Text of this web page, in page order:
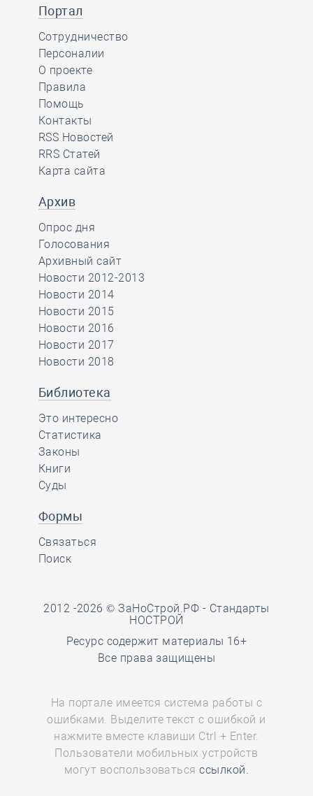
Портал
Сотрудничество
Персоналии
О проекте
Правила
Помощь
Контакты
RSS Новостей
RRS Статей
Карта сайта
Архив
Опрос дня
Голосования
Архивный сайт
Новости 2012-2013
Новости 2014
Новости 2015
Новости 2016
Новости 2017
Новости 2018
Библиотека
Это интересно
Статистика
Законы
Книги
Суды
Формы
Связаться
Поиск
2012 -2026 © ЗаНоСтрой.РФ - Стандарты
НОСТРОЙ
Ресурс содержит материалы 16+
Все права защищены
На портале имеется система работы с
ошибками. Выделите текст с ошибкой и
нажмите вместе клавиши Ctrl + Enter.
Пользователи мобильных устройств
могут воспользоватьсяссылкой.